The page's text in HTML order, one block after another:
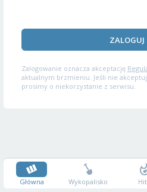
ZALOGUJ
Zalogowanie oznacza akceptację
aktualnym brzmieniu. Jeśli nie
prosimy o niekorzystanie z serwisu.
Główna Wykopalisko